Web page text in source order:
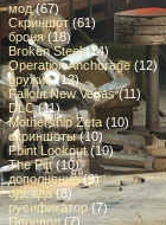
мод(67)
Скриншот (61)
броня(18)
Broken Steel(14)
Operation Anchorage(12)
оружие(12)
Fallout New Vegas(11)
DLC(11)
Mothership Zeta (10)
скриншоты(10)
Point Lookout(10)
The Pitt(10)
дополнение(9)
одежда(8)
русификатор(7)
Перевод(7)